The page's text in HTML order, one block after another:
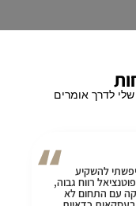
להשקיע
רווח גבוה,
עם התחום לא
לדרך אומרים